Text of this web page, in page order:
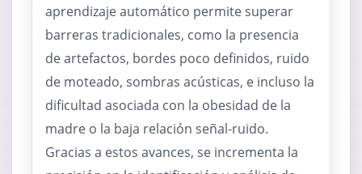
aprendizaje automático permite superar
barreras tradicionales, como la presencia
de artefactos, bordes poco definidos, ruido
de moteado, sombras acústicas, e incluso la
dificultad asociada con la obesidad de la
madre o la baja relación señal-ruido.
Gracias a estos avances, se incrementa la